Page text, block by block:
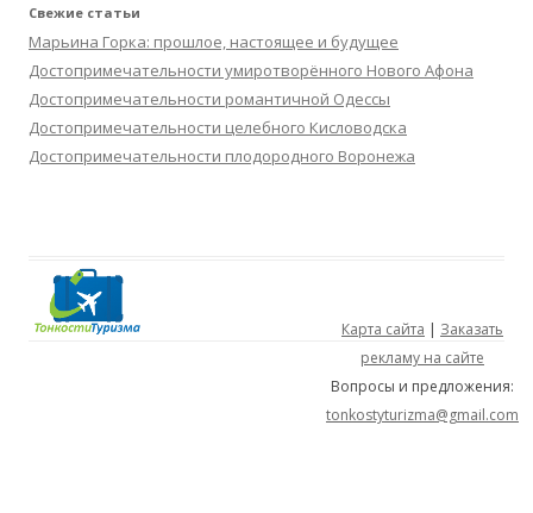
Свежие статьи
Марьина Горка: прошлое, настоящее и будущее
Достопримечательности умиротворённого Нового Афона
Достопримечательности романтичной Одессы
Достопримечательности целебного Кисловодска
Достопримечательности плодородного Воронежа
Карта сайта | Заказать
рекламу на сайте
Вопросы и предложения:
tonkostyturizma@gmail.com